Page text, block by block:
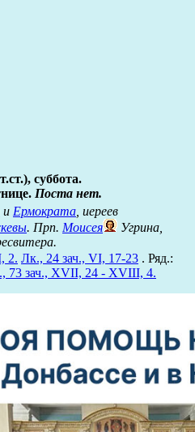
суббота.
Поста нет.
и Ермократа, иереев
. Прп. Моисея
Угрина,
2. Лк., 24 зач., VI, 17-23 . Ряд.:
73 зач., XVII, 24 - XVIII, 4.